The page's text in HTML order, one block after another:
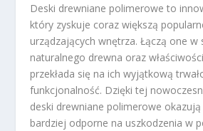
Deski drewniane polimerowe to
który zyskuje coraz większą
urządzających wnętrza. Łączą one w
naturalnego drewna oraz
przekłada się na ich wyjątkową
funkcjonalność. Dzięki tej
deski drewniane polimerowe okazują
bardziej odporne na uszkodzenia w